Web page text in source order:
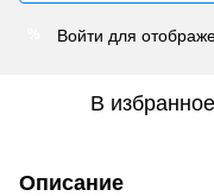
Войти для
В избранное
Описание